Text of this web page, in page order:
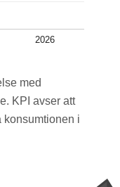
2026
med
KPI avser att
konsumtionen i